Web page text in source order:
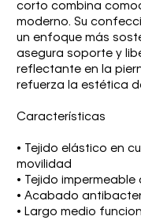
corto combina
moderno. Su
un enfoque más
asegura soporte y
reflectante en la
refuerza la estética
Características
• Tejido elástico en
movilidad
• Tejido
• Acabado
• Largo medio